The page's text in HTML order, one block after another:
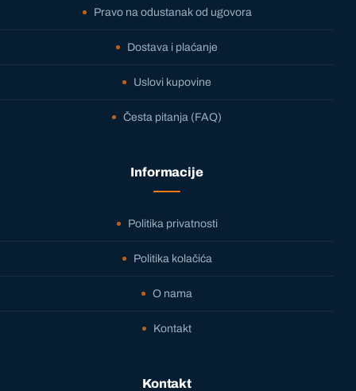
Pravo na odustanak od ugovora
Dostava i plaćanje
Uslovi kupovine
Česta pitanja (FAQ)
Informacije
Politika privatnosti
Politika kolačića
O nama
Kontakt
Kontakt